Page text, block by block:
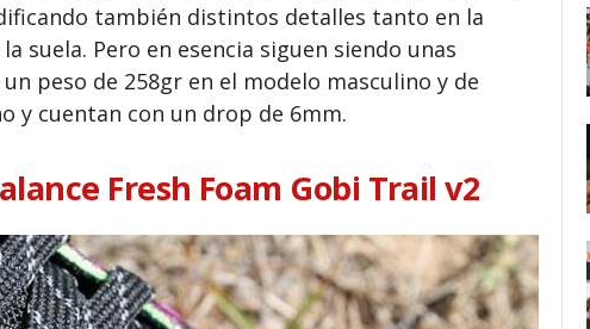
también distintos detalles tanto en la
suela. Pero en esencia siguen siendo unas
peso de 258gr en el modelo masculino y de
y cuentan con un drop de 6mm.
Fresh Foam Gobi Trail v2